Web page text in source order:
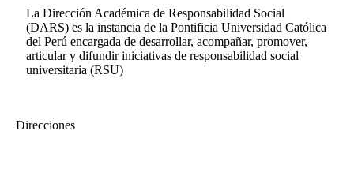
La Dirección Académica de Responsabilidad Social
(DARS) es la instancia de la Pontificia Universidad Católica
del Perú encargada de desarrollar, acompañar, promover,
articular y difundir iniciativas de responsabilidad social
universitaria (RSU)
Direcciones